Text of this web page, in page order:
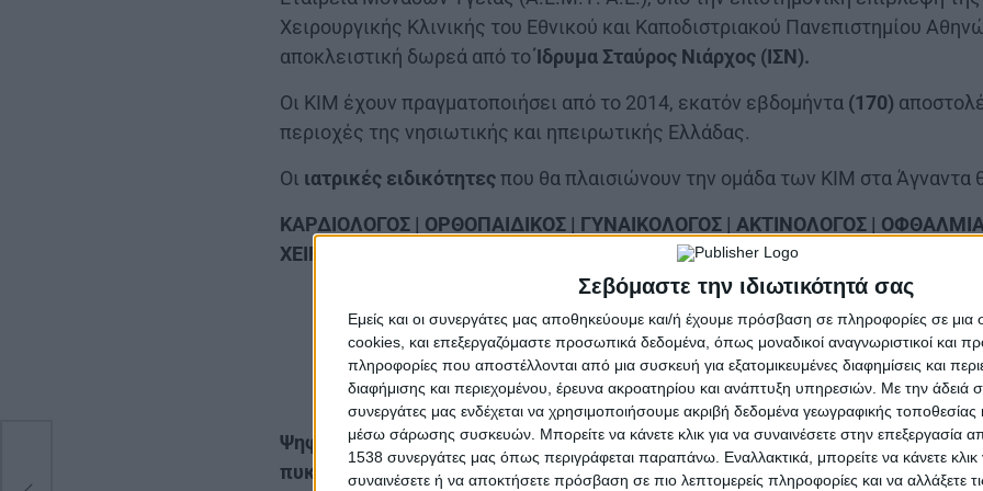
Σεβόμαστε την ιδιωτικότητά σας
Εμείς και οι συνεργάτες μας αποθηκεύουμε και/ή έχουμε πρόσβαση σε πληροφορίες σε
cookies, και επεξεργαζόμαστε προσωπικά δεδομένα, όπως μοναδικοί αναγνωριστικοί και
πληροφορίες που αποστέλλονται από μια συσκευή για εξατομικευμένες διαφημίσεις και
διαφήμισης και περιεχομένου, έρευνα ακροατηρίου και ανάπτυξη υπηρεσιών. Με την άδειά
συνεργάτες μας ενδέχεται να χρησιμοποιήσουμε ακριβή δεδομένα γεωγραφικής τοποθεσίας
μέσω σάρωσης συσκευών. Μπορείτε να κάνετε κλικ για να συναινέσετε στην επεξεργασία
1538 συνεργάτες μας όπως περιγράφεται παραπάνω. Εναλλακτικά, μπορείτε να κάνετε κλικ
συναινέσετε ή να αποκτήσετε πρόσβαση σε πιο λεπτομερείς πληροφορίες και να αλλάξετε
Χειρουργικής Κλινικής του Εθνικού και Καποδιστριακού Πανεπιστημίου
αποκλειστική δωρεά από τοΊδρυμα Σταύρος Νιάρχος (ΙΣΝ).
Οι ΚΙΜ έχουν πραγματοποιήσει από το 2014, εκατόν εβδομήντα (170)
περιοχές της νησιωτικής και ηπειρωτικής Ελλάδας.
Οι ιατρικές ειδικότητεςπου θα πλαισιώνουν την ομάδα των ΚΙΜ στα Άγναντα
ΚΑΡΔΙΟΛΟΓΟΣ | ΟΡΘΟΠΑΙΔΙΚΟΣ | ΓΥΝΑΙΚΟΛΟΓΟΣ | ΑΚΤΙΝΟΛΟΓΟΣ |
ΧΕΙΡΟΥΡΓΟΣ | ΩΡΛ | ΝΕΥΡΟΛΟΓΟΣ | ΟΔΟΝΤΙΑΤΡΟΣ | ΔΙΑΙΤΟΛΟΓΟΣ |
Στο Κέντρο Υγείας
Δευτέρα 03 Ιουνίου 2024|14:00 – 17:00
Τρίτη 04 & Τετάρτη 05 Ιουνίου 2024 | 09:00 – 17:00
Ψηφιακή τρισδιάστατη μαστογραφία ● Ψηφιακός ακτινολογικός έλεγχος ●
πυκνότητας ● Ηλεκτροκαρδιογράφημα – triplex καρδιάς ● Χειρουργική